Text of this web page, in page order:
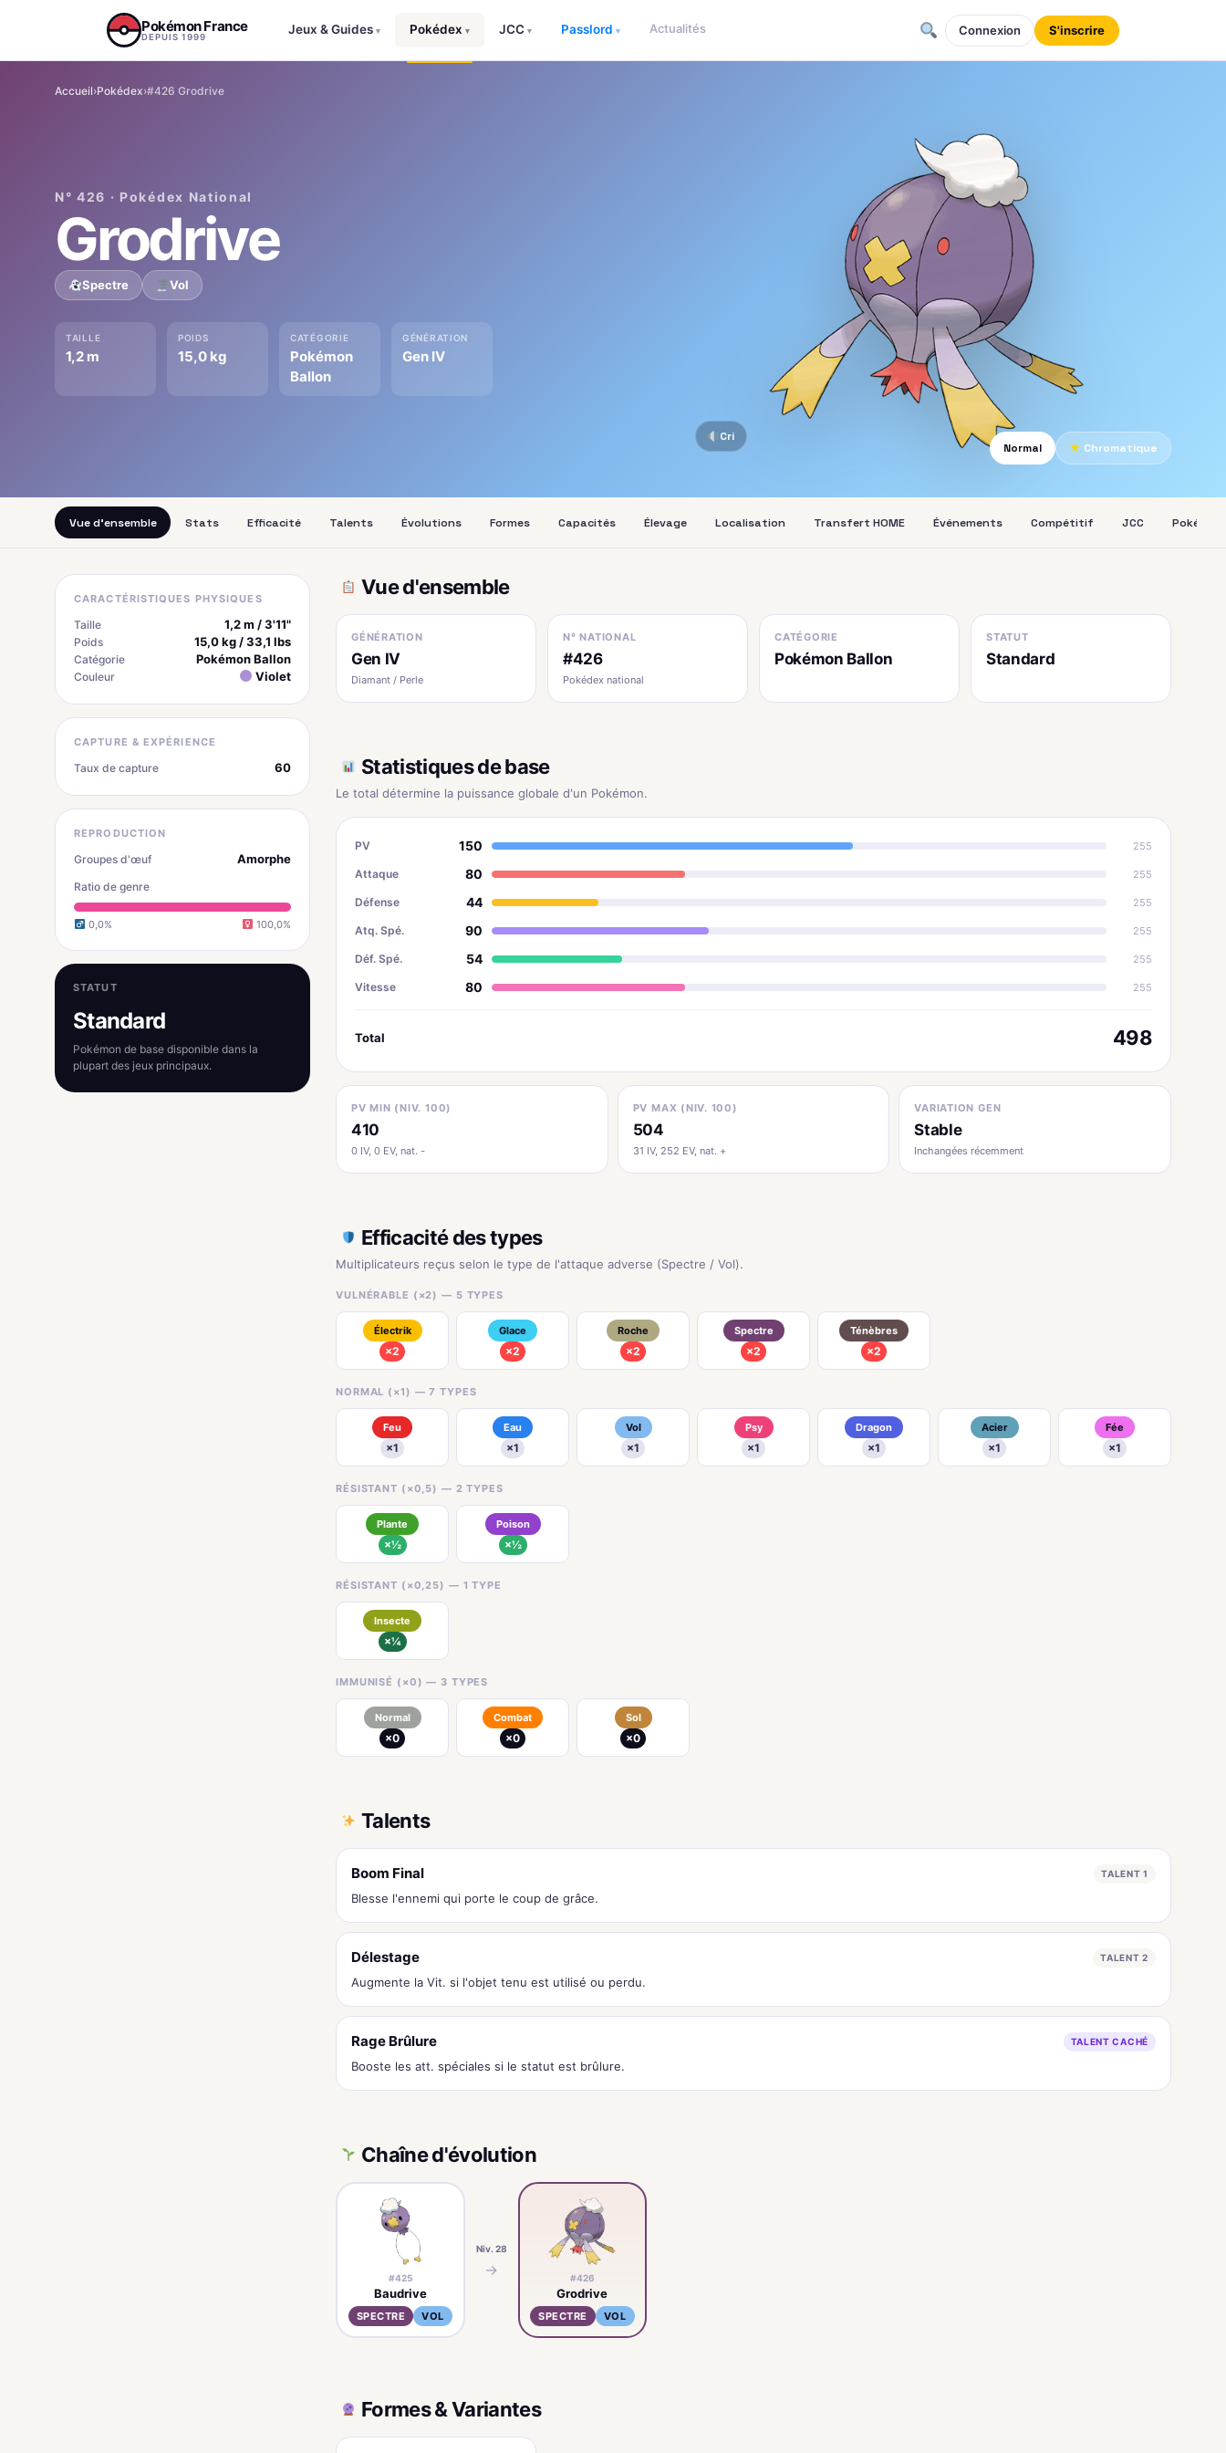
Pokémon France
DEPUIS 1999
Jeux & Guides ▾ Pokédex ▾ JCC ▾ Passlord ▾ Actualités Connexion S'inscrire
Accueil›Pokédex›#426 Grodrive
N° 426 · Pokédex National
Grodrive
Spectre Vol
TAILLE
1,2 m
POIDS
15,0 kg
CATÉGORIE
Pokémon
Ballon
GÉNÉRATION
Gen IV
Cri
Normal
★ Chromatique
Vue d'ensemble Stats Efficacité Talents Évolutions Formes Capacités Élevage Localisation Transfert HOME Événements Compétitif JCC Pokédex
CARACTÉRISTIQUES PHYSIQUES
Taille 1,2 m / 3'11"
Poids 15,0 kg / 33,1 lbs
Catégorie Pokémon Ballon
Couleur Violet
CAPTURE & EXPÉRIENCE
Taux de capture 60
REPRODUCTION
Groupes d'œuf Amorphe
Ratio de genre
0,0% 100,0%
STATUT
Standard
Pokémon de base disponible dans la
plupart des jeux principaux.
Vue d'ensemble
GÉNÉRATION
Gen IV
Diamant / Perle
N° NATIONAL
#426
Pokédex national
CATÉGORIE
Pokémon Ballon
STATUT
Standard
Statistiques de base
Le total détermine la puissance globale d'un Pokémon.
PV 150 255
Attaque 80 255
Défense 44 255
Atq. Spé. 90 255
Déf. Spé. 54 255
Vitesse 80 255
Total 498
PV MIN (NIV. 100)
410
0 IV, 0 EV, nat. -
PV MAX (NIV. 100)
504
31 IV, 252 EV, nat. +
VARIATION GEN
Stable
Inchangées récemment
Efficacité des types
Multiplicateurs reçus selon le type de l'attaque adverse (Spectre / Vol).
VULNÉRABLE (×2) — 5 TYPES
Électrik
×2
Glace
×2
Roche
×2
Spectre
×2
Ténèbres
×2
NORMAL (×1) — 7 TYPES
Feu
×1
Eau
×1
Vol
×1
Psy
×1
Dragon
×1
Acier
×1
Fée
×1
RÉSISTANT (×0,5) — 2 TYPES
Plante
×½
Poison
×½
RÉSISTANT (×0,25) — 1 TYPE
Insecte
×¼
IMMUNISÉ (×0) — 3 TYPES
Normal
×0
Combat
×0
Sol
×0
Talents
Boom Final TALENT 1
Blesse l'ennemi qui porte le coup de grâce.
Délestage TALENT 2
Augmente la Vit. si l'objet tenu est utilisé ou perdu.
Rage Brûlure TALENT CACHÉ
Booste les att. spéciales si le statut est brûlure.
Chaîne d'évolution
#425
Baudrive
SPECTRE VOL
Niv. 28
→ #426
Grodrive
SPECTRE VOL
Formes & Variantes